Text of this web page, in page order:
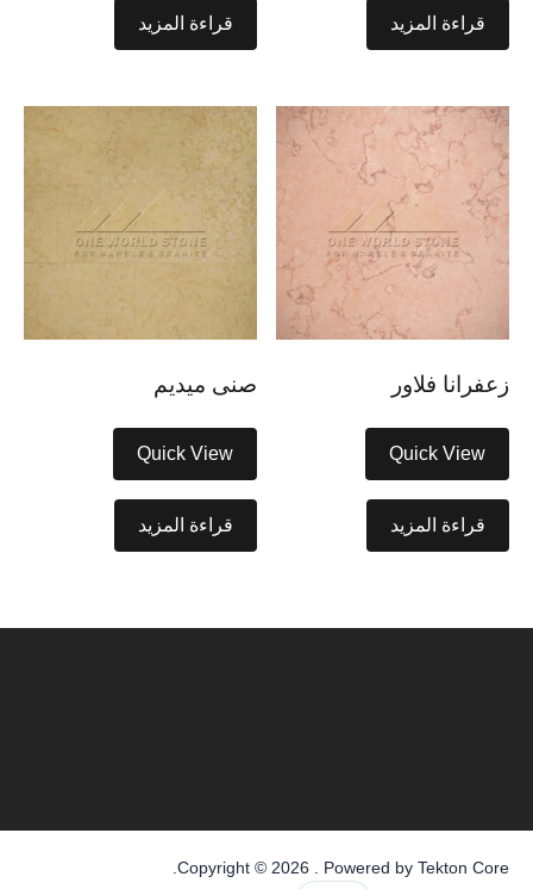
قراءة المزيد قراءة المزيد
زعفرانا فلاور
Quick View
قراءة المزيد
صنى ميديم
Quick View
قراءة المزيد
Copyright © 2026 . Powered by Tekton Core
.